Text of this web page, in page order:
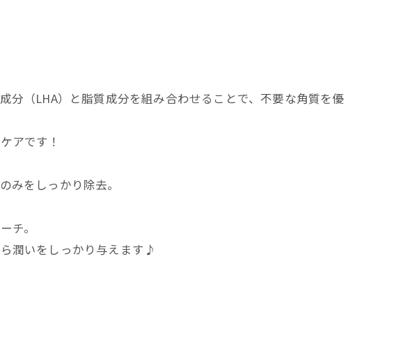
分（LHA）と脂質成分を組み合わせることで、不要な角質を優
アです！
みをしっかり除去。
チ。
潤いをしっかり与えます♪